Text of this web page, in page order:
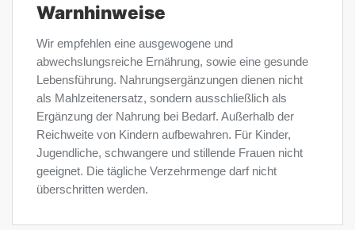
Warnhinweise
Wir empfehlen eine ausgewogene und
abwechslungsreiche Ernährung, sowie eine gesunde
Lebensführung. Nahrungsergänzungen dienen nicht
als Mahlzeitenersatz, sondern ausschließlich als
Ergänzung der Nahrung bei Bedarf. Außerhalb der
Reichweite von Kindern aufbewahren. Für Kinder,
Jugendliche, schwangere und stillende Frauen nicht
geeignet. Die tägliche Verzehrmenge darf nicht
überschritten werden.